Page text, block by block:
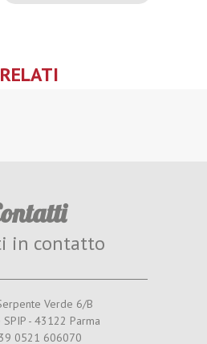
in contatto
Verde 6/B
- 43122 Parma
0521 606070